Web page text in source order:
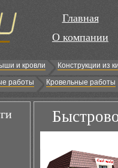
Главная
О компании
и кровли
Конструкции из
работы Кровельные работы